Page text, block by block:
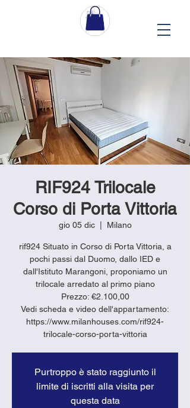
RIF924 Trilocale
Corso di Porta Vittoria
gio 05 dic
  |
Milano
rif924 Situato in Corso di Porta Vittoria, a
pochi passi dal Duomo, dallo IED e
dall'Istituto Marangoni, proponiamo un
trilocale arredato al primo piano
Prezzo: €2.100,00
Vedi scheda e video dell'appartamento:
https://www.milanhouses.com/rif924-
trilocale-corso-porta-vittoria
Purtroppo è stato raggiunto il
limite di iscritti alla visita per
questa data